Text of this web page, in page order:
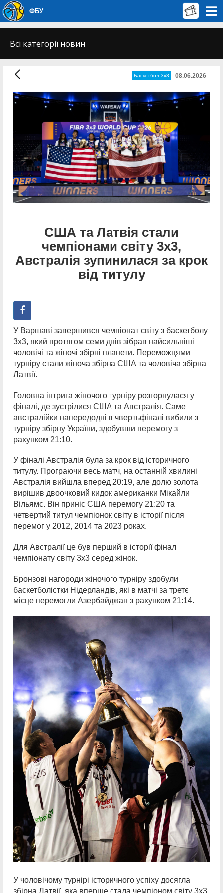
ФБУ
Всі категорії новин
Баскетбол 3х3 08.06.2026
США та Латвія стали
чемпіонами світу 3х3,
Австралія зупинилася за крок
від титулу
У Варшаві завершився чемпіонат світу з баскетболу
3х3, який протягом семи днів зібрав найсильніші
чоловічі та жіночі збірні планети. Переможцями
турніру стали жіноча збірна США та чоловіча збірна
Латвії.
Головна інтрига жіночого турніру розгорнулася у
фіналі, де зустрілися США та Австралія. Саме
австралійки напередодні в чвертьфіналі вибили з
турніру збірну України, здобувши перемогу з
рахунком 21:10.
У фіналі Австралія була за крок від історичного
титулу. Програючи весь матч, на останній хвилині
Австралія вийшла вперед 20:19, але долю золота
вирішив двоочковий кидок американки Мікайли
Вільямс. Він приніс США перемогу 21:20 та
четвертий титул чемпіонок світу в історії після
перемог у 2012, 2014 та 2023 роках.
Для Австралії це був перший в історії фінал
чемпіонату світу 3х3 серед жінок.
Бронзові нагороди жіночого турніру здобули
баскетболістки Нідерландів, які в матчі за третє
місце перемогли Азербайджан з рахунком 21:14.
У чоловічому турнірі історичного успіху досягла
збірна Латвії, яка вперше стала чемпіоном світу 3х3.